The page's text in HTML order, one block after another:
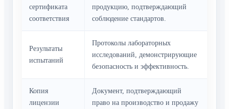
сертификата
соответствия
продукцию, подтверждающий
соблюдение стандартов.
Результаты
испытаний
Протоколы лабораторных
исследований, демонстрирующие
безопасность и эффективность.
Копия
лицензии
Документ, подтверждающий
право на производство и продажу